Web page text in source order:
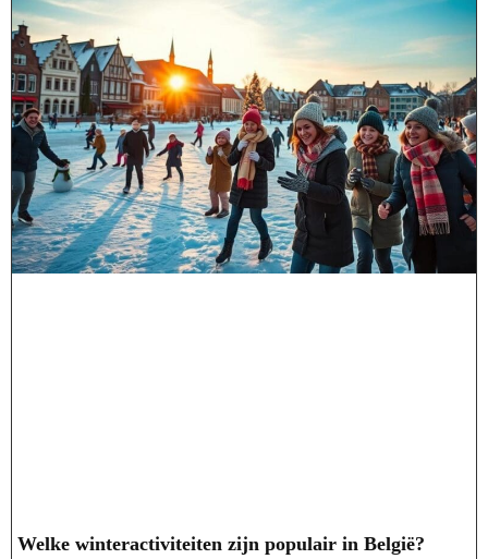
Welke winteractiviteiten zijn populair in België?